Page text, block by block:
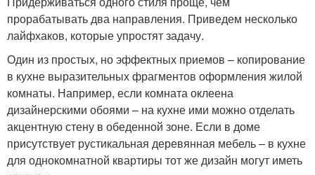
прорабатывать два направления. Приведем несколько
лайфхаков, которые упростят задачу.
Один из простых, но эффектных приемов – копирование
в кухне выразительных фрагментов оформления жилой
комнаты. Например, если комната оклеена
дизайнерскими обоями – на кухне ими можно отделать
акцентную стену в обеденной зоне. Если в доме
присутствует рустикальная деревянная мебель – в кухне
для однокомнатной квартиры тот же дизайн могут иметь